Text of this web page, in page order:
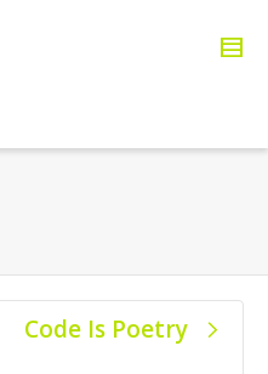
Code Is Poetry